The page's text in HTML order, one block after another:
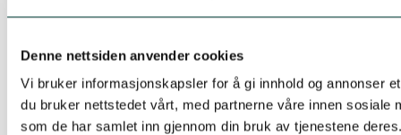
Denne nettsiden anvender cookies
Vi bruker informasjonskapsler for å gi innhold og annonser
du bruker nettstedet vårt, med partnerne våre innen sosiale
som de har samlet inn gjennom din bruk av tjenestene